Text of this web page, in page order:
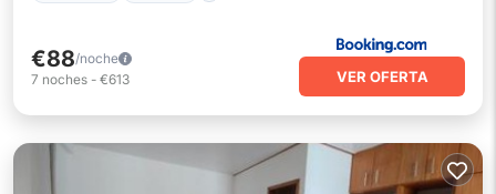
€88/noche
7 noches - €613 VER OFERTA